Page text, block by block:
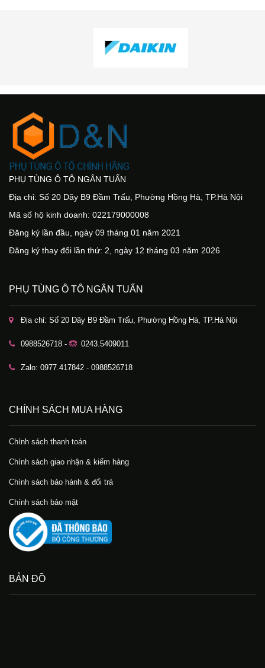
PHỤ TÙNG Ô TÔ NGÂN TUẤN
Địa chỉ: Số 20 Dãy B9 Đầm Trấu, Phường Hồng Hà, TP.Hà Nội
Mã số hộ kinh doanh: 022179000008
Đăng ký lần đầu, ngày 09 tháng 01 năm 2021
Đăng ký thay đổi lần thứ: 2, ngày 12 tháng 03 năm 2026
PHỤ TÙNG Ô TÔ NGÂN TUẤN
Địa chỉ: Số 20 Dãy B9 Đầm Trấu, Phường Hồng Hà, TP.Hà Nội
0988526718 - 0243.5409011
Zalo: 0977.417842 - 0988526718
CHÍNH SÁCH MUA HÀNG
Chính sách thanh toán
Chính sách giao nhận & kiểm hàng
Chính sách bảo hành & đổi trả
Chính sách bảo mật
BẢN ĐỒ